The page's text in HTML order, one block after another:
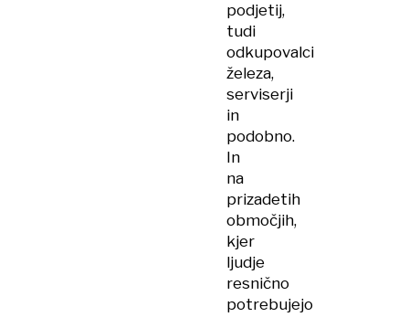
podjetij,
tudi
odkupovalci
železa,
serviserji
in
podobno.
In
na
prizadetih
območjih,
kjer
ljudje
resnično
potrebujejo